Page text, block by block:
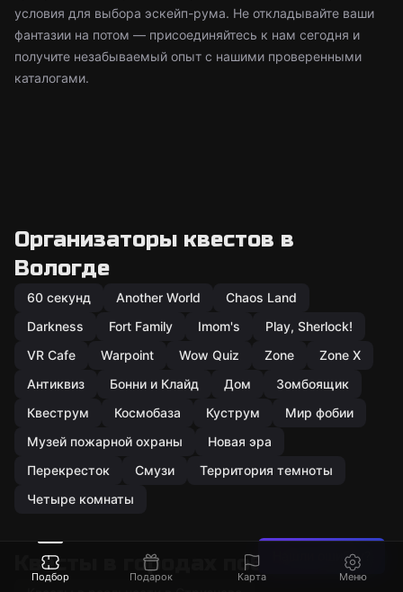
условия для выбора эскейп-рума. Не откладывайте ваши
фантазии на потом — присоединяйтесь к нам сегодня и
получите незабываемый опыт с нашими проверенными
каталогами.
Организаторы квестов в
Вологде
60 секунд Another World
Chaos Land
Darkness
Fort Family Imom's
Play, Sherlock!
VR Cafe
Warpoint Wow Quiz Zone
Zone X
Антиквиз
Бонни и Клайд Дом
Зомбоящик
Квеструм
Космобаза Куструм
Мир фобии
Музей пожарной охраны
Новая эра
Перекресток
Смузи
Территория темноты
Четыре комнаты
Квесты в городах поблизости
Нашли ошибку?
Подбор Подарок Карта Меню